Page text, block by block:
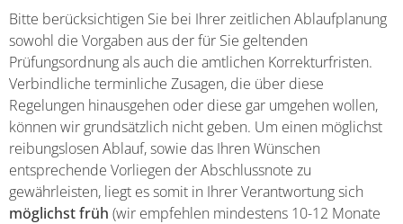
Bitte berücksichtigen Sie bei Ihrer zeitlichen Ablaufplanung
sowohl die Vorgaben aus der für Sie geltenden
Prüfungsordnung als auch die amtlichen Korrekturfristen.
Verbindliche terminliche Zusagen, die über diese
Regelungen hinausgehen oder diese gar umgehen wollen,
können wir grundsätzlich nicht geben. Um einen möglichst
reibungslosen Ablauf, sowie das Ihren Wünschen
entsprechende Vorliegen der Abschlussnote zu
gewährleisten, liegt es somit in Ihrer Verantwortung sich
möglichst früh (wir empfehlen mindestens 10-12 Monate